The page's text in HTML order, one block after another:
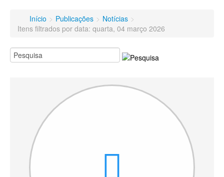
Início > Publicações > Notícias >
Itens filtrados por data: quarta, 04 março 2026